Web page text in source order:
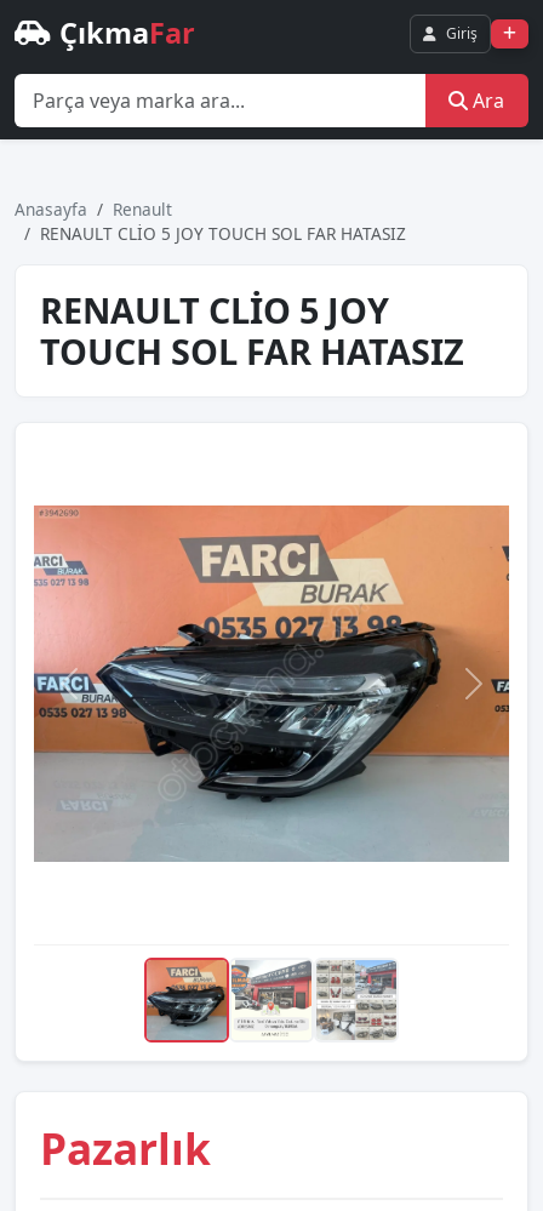
ÇıkmaFar Giriş
Ara
Anasayfa
Renault
RENAULT CLİO 5 JOY TOUCH SOL FAR HATASIZ
RENAULT CLİO 5 JOY
TOUCH SOL FAR HATASIZ
Pazarlık